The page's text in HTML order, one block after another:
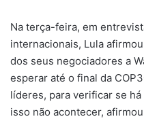
Na terça-feira, em
internacionais, Lula
dos seus negociadores a
esperar até o final da
líderes, para verificar se
isso não acontecer,